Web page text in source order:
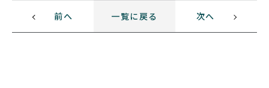
前へ 一覧に戻る 次へ